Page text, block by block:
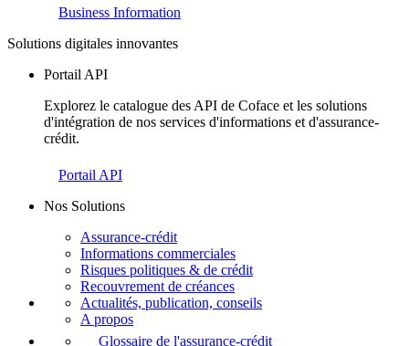
Business Information
Solutions digitales innovantes
Portail API
Explorez le catalogue des API de Coface et les solutions
d'intégration de nos services d'informations et d'assurance-
crédit.
Portail API
Nos Solutions
Assurance-crédit
Informations commerciales
Risques politiques & de crédit
Recouvrement de créances
Actualités, publication, conseils
A propos
Glossaire de l'assurance-crédit